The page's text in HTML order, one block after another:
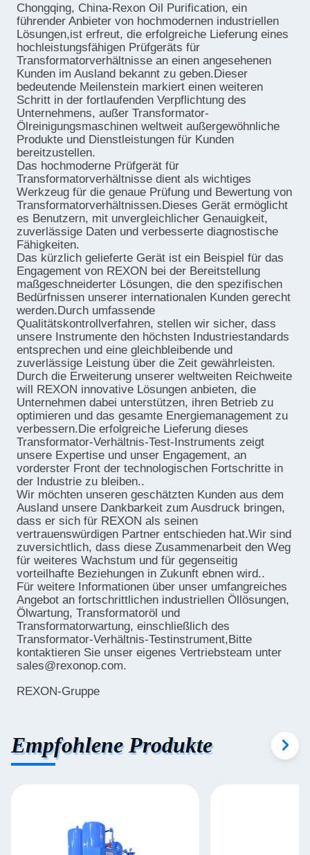
Chongqing, China-Rexon Oil Purification, ein
führender Anbieter von hochmodernen industriellen
Lösungen,ist erfreut, die erfolgreiche Lieferung eines
hochleistungsfähigen Prüfgeräts für
Transformatorverhältnisse an einen angesehenen
Kunden im Ausland bekannt zu geben.Dieser
bedeutende Meilenstein markiert einen weiteren
Schritt in der fortlaufenden Verpflichtung des
Unternehmens, außer Transformator-
Ölreinigungsmaschinen weltweit außergewöhnliche
Produkte und Dienstleistungen für Kunden
bereitzustellen.
Das hochmoderne Prüfgerät für
Transformatorverhältnisse dient als wichtiges
Werkzeug für die genaue Prüfung und Bewertung von
Transformatorverhältnissen.Dieses Gerät ermöglicht
es Benutzern, mit unvergleichlicher Genauigkeit,
zuverlässige Daten und verbesserte diagnostische
Fähigkeiten.
Das kürzlich gelieferte Gerät ist ein Beispiel für das
Engagement von REXON bei der Bereitstellung
maßgeschneiderter Lösungen, die den spezifischen
Bedürfnissen unserer internationalen Kunden gerecht
werden.Durch umfassende
Qualitätskontrollverfahren, stellen wir sicher, dass
unsere Instrumente den höchsten Industriestandards
entsprechen und eine gleichbleibende und
zuverlässige Leistung über die Zeit gewährleisten.
Durch die Erweiterung unserer weltweiten Reichweite
will REXON innovative Lösungen anbieten, die
Unternehmen dabei unterstützen, ihren Betrieb zu
optimieren und das gesamte Energiemanagement zu
verbessern.Die erfolgreiche Lieferung dieses
Transformator-Verhältnis-Test-Instruments zeigt
unsere Expertise und unser Engagement, an
vorderster Front der technologischen Fortschritte in
der Industrie zu bleiben..
Wir möchten unseren geschätzten Kunden aus dem
Ausland unsere Dankbarkeit zum Ausdruck bringen,
dass er sich für REXON als seinen
vertrauenswürdigen Partner entschieden hat.Wir sind
zuversichtlich, dass diese Zusammenarbeit den Weg
für weiteres Wachstum und für gegenseitig
vorteilhafte Beziehungen in Zukunft ebnen wird..
Für weitere Informationen über unser umfangreiches
Angebot an fortschrittlichen industriellen Öllösungen,
Ölwartung, Transformatoröl und
Transformatorwartung, einschließlich des
Transformator-Verhältnis-Testinstrument,Bitte
kontaktieren Sie unser eigenes Vertriebsteam unter
sales@rexonop.com.
REXON-Gruppe
Empfohlene Produkte